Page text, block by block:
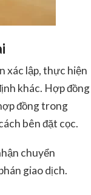
xác lập, thực hiện
khác. Hợp đồng
đồng trong
bên đặt cọc.
chuyển
giao dịch.